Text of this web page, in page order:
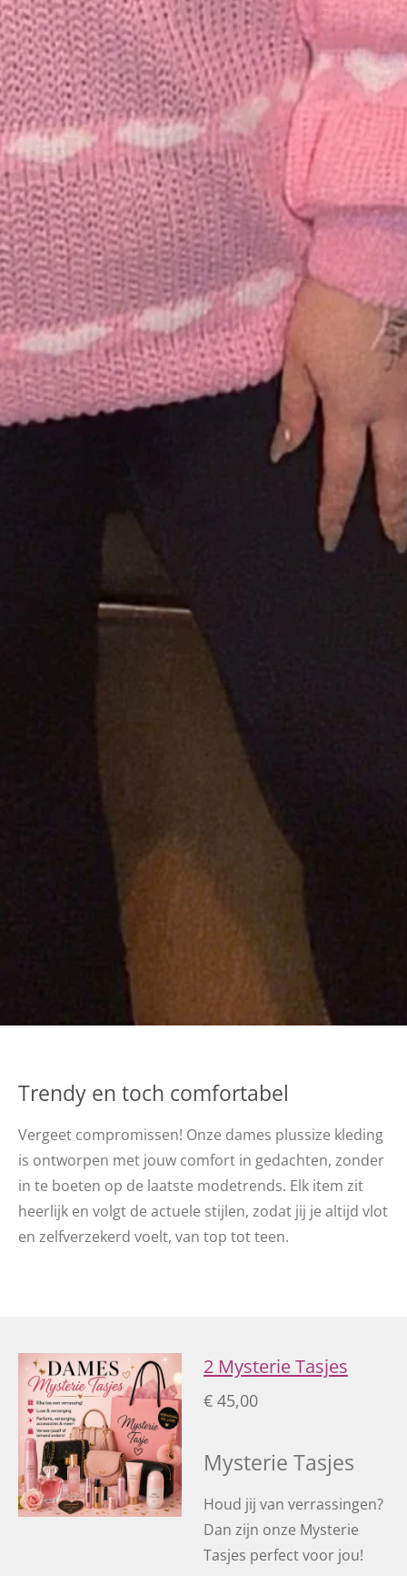
Trendy en toch comfortabel
Vergeet compromissen! Onze dames plussize kleding
is ontworpen met jouw comfort in gedachten, zonder
in te boeten op de laatste modetrends. Elk item zit
heerlijk en volgt de actuele stijlen, zodat jij je altijd vlot
en zelfverzekerd voelt, van top tot teen.
2 Mysterie Tasjes
€ 45,00
Mysterie Tasjes
Houd jij van verrassingen?
Dan zijn onze Mysterie
Tasjes perfect voor jou!